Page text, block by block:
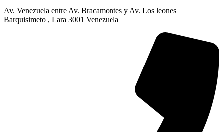
Av. Venezuela entre Av. Bracamontes y Av. Los leones
Barquisimeto , Lara 3001 Venezuela